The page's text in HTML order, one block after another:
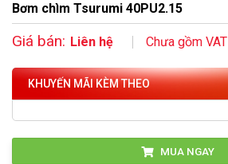
Bơm chìm Tsurumi 40PU2.15
Giá bán: Liên hệ Chưa gồm VAT
KHUYẾN MÃI KÈM THEO
MUA NGAY